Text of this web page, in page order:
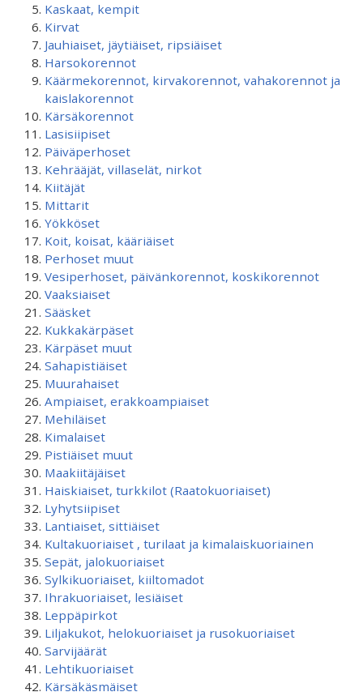
Kaskaat, kempit
Kirvat
Jauhiaiset, jäytiäiset, ripsiäiset
Harsokorennot
Käärmekorennot, kirvakorennot, vahakorennot ja
kaislakorennot
Kärsäkorennot
Lasisiipiset
Päiväperhoset
Kehrääjät, villaselät, nirkot
Kiitäjät
Mittarit
Yökköset
Koit, koisat, kääriäiset
Perhoset muut
Vesiperhoset, päivänkorennot, koskikorennot
Vaaksiaiset
Sääsket
Kukkakärpäset
Kärpäset muut
Sahapistiäiset
Muurahaiset
Ampiaiset, erakkoampiaiset
Mehiläiset
Kimalaiset
Pistiäiset muut
Maakiitäjäiset
Haiskiaiset, turkkilot (Raatokuoriaiset)
Lyhytsiipiset
Lantiaiset, sittiäiset
Kultakuoriaiset , turilaat ja kimalaiskuoriainen
Sepät, jalokuoriaiset
Sylkikuoriaiset, kiiltomadot
Ihrakuoriaiset, lesiäiset
Leppäpirkot
Liljakukot, helokuoriaiset ja rusokuoriaiset
Sarvijäärät
Lehtikuoriaiset
Kärsäkäsmäiset